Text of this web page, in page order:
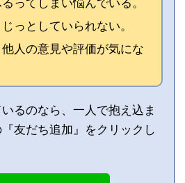
ってしまい悩んでいる。
っとしていられない。
人の意見や評価が気にな
るのなら、一人で抱え込ま
友だち追加』をクリックし